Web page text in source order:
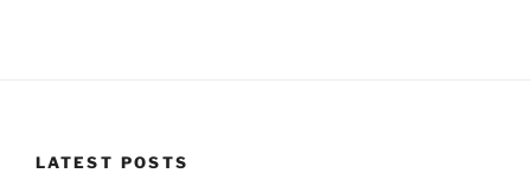
LATEST POSTS